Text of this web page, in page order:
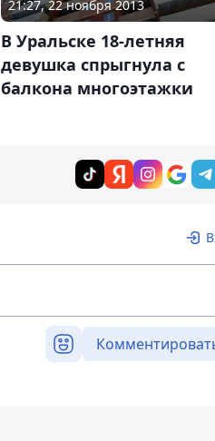
21:27, 22 ноября 2013
В Уральске 18-летняя
девушка спрыгнула с
балкона многоэтажки